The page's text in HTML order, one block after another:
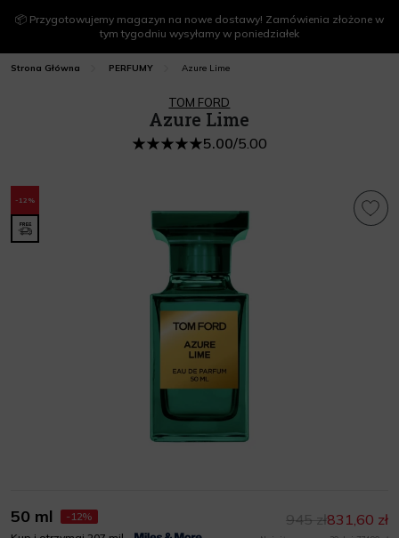
📦 Przygotowujemy magazyn na nowe dostawy! Zamówienia złożone w
tym tygodniu wysyłamy w poniedziałek
Strona Główna PERFUMY Azure Lime
TOM FORD
Azure Lime
5.00/5.00
-12%
50 ml
-12%
831,60 zł
945 zł